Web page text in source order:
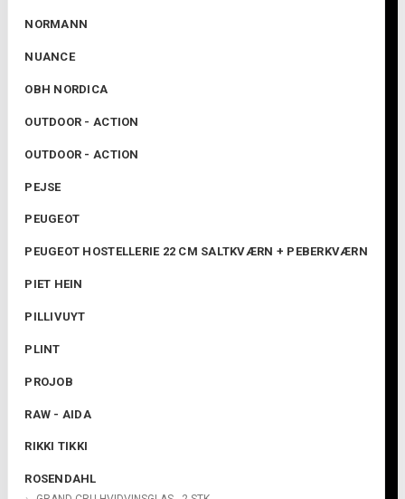
NORMANN
NUANCE
OBH NORDICA
OUTDOOR - ACTION
OUTDOOR - ACTION
PEJSE
PEUGEOT
PEUGEOT HOSTELLERIE 22 CM SALTKVÆRN + PEBERKVÆRN
PIET HEIN
PILLIVUYT
PLINT
PROJOB
RAW - AIDA
RIKKI TIKKI
ROSENDAHL